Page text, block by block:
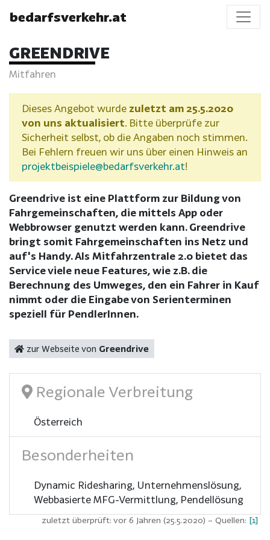
bedarfsverkehr.at
GREENDRIVE
Mitfahren
Dieses Angebot wurde zuletzt am 25.5.2020
von uns aktualisiert. Bitte überprüfe zur
Sicherheit selbst, ob die Angaben noch stimmen.
Bei Fehlern freuen wir uns über einen Hinweis an
projektbeispiele@bedarfsverkehr.at!
Greendrive ist eine Plattform zur Bildung von
Fahrgemeinschaften, die mittels App oder
Webbrowser genutzt werden kann. Greendrive
bringt somit Fahrgemeinschaften ins Netz und
auf's Handy. Als Mitfahrzentrale 2.0 bietet das
Service viele neue Features, wie z.B. die
Berechnung des Umweges, den ein Fahrer in Kauf
nimmt oder die Eingabe von Serienterminen
speziell für PendlerInnen.
zur Webseite von Greendrive
Regionale Verbreitung
Österreich
Besonderheiten
Dynamic Ridesharing, Unternehmenslösung,
Webbasierte MFG-Vermittlung, Pendellösung
zuletzt überprüft: vor 6 Jahren (25.5.2020) – Quellen: [1]